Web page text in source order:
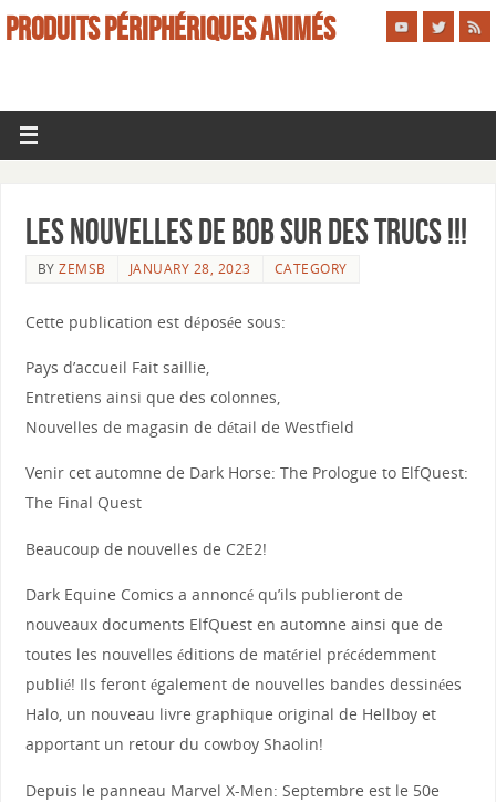
PRODUITS PÉRIPHÉRIQUES ANIMÉS
Les nouvelles de Bob sur des trucs !!!
BYZEMSB JANUARY 28, 2023 CATEGORY
Cette publication est déposée sous:
Pays d’accueil Fait saillie,
Entretiens ainsi que des colonnes,
Nouvelles de magasin de détail de Westfield
Venir cet automne de Dark Horse: The Prologue to ElfQuest:
The Final Quest
Beaucoup de nouvelles de C2E2!
Dark Equine Comics a annoncé qu’ils publieront de
nouveaux documents ElfQuest en automne ainsi que de
toutes les nouvelles éditions de matériel précédemment
publié! Ils feront également de nouvelles bandes dessinées
Halo, un nouveau livre graphique original de Hellboy et
apportant un retour du cowboy Shaolin!
Depuis le panneau Marvel X-Men: Septembre est le 50e